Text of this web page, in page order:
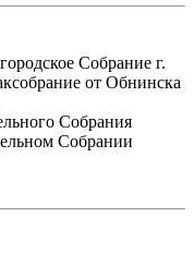
Собрание г.
от Обнинска
Собрания
Собрании